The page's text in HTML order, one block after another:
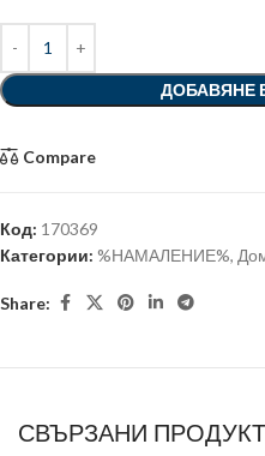
ДОБАВЯНЕ
Compare
Код: 170369
Категории: %НАМАЛЕНИЕ%,
Share:
СВЪРЗАНИ